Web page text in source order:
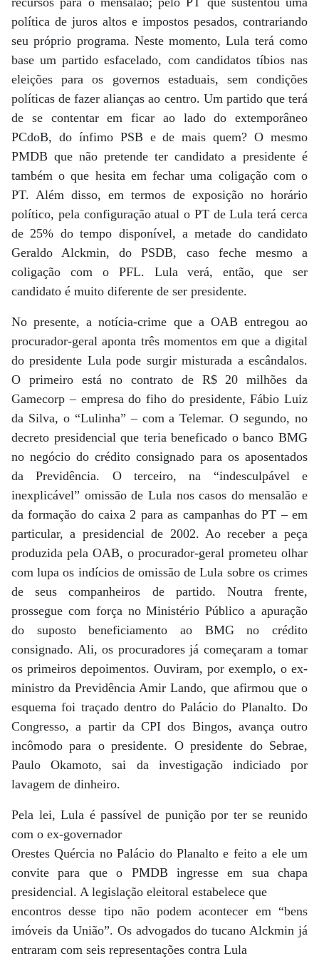
política de juros altos e impostos pesados, contrariando
seu próprio programa. Neste momento, Lula terá como
base um partido esfacelado, com candidatos tíbios nas
eleições para os governos estaduais, sem condições
políticas de fazer alianças ao centro. Um partido que terá
de se contentar em ficar ao lado do extemporâneo
PCdoB, do ínfimo PSB e de mais quem? O mesmo
PMDB que não pretende ter candidato a presidente é
também o que hesita em fechar uma coligação com o
PT. Além disso, em termos de exposição no horário
político, pela configuração atual o PT de Lula terá cerca
de 25% do tempo disponível, a metade do candidato
Geraldo Alckmin, do PSDB, caso feche mesmo a
coligação com o PFL. Lula verá, então, que ser
candidato é muito diferente de ser presidente.
No presente, a notícia-crime que a OAB entregou ao
procurador-geral aponta três momentos em que a digital
do presidente Lula pode surgir misturada a escândalos.
O primeiro está no contrato de R$ 20 milhões da
Gamecorp – empresa do fiho do presidente, Fábio Luiz
da Silva, o “Lulinha” – com a Telemar. O segundo, no
decreto presidencial que teria beneficado o banco BMG
no negócio do crédito consignado para os aposentados
da Previdência. O terceiro, na “indesculpável e
inexplicável” omissão de Lula nos casos do mensalão e
da formação do caixa 2 para as campanhas do PT – em
particular, a presidencial de 2002. Ao receber a peça
produzida pela OAB, o procurador-geral prometeu olhar
com lupa os indícios de omissão de Lula sobre os crimes
de seus companheiros de partido. Noutra frente,
prossegue com força no Ministério Público a apuração
do suposto beneficiamento ao BMG no crédito
consignado. Ali, os procuradores já começaram a tomar
os primeiros depoimentos. Ouviram, por exemplo, o ex-
ministro da Previdência Amir Lando, que afirmou que o
esquema foi traçado dentro do Palácio do Planalto. Do
Congresso, a partir da CPI dos Bingos, avança outro
incômodo para o presidente. O presidente do Sebrae,
Paulo Okamoto, sai da investigação indiciado por
lavagem de dinheiro.
Pela lei, Lula é passível de punição por ter se reunido
com o ex-governador
Orestes Quércia no Palácio do Planalto e feito a ele um
convite para que o PMDB ingresse em sua chapa
presidencial. A legislação eleitoral estabelece que
encontros desse tipo não podem acontecer em “bens
imóveis da União”. Os advogados do tucano Alckmin já
entraram com seis representações contra Lula